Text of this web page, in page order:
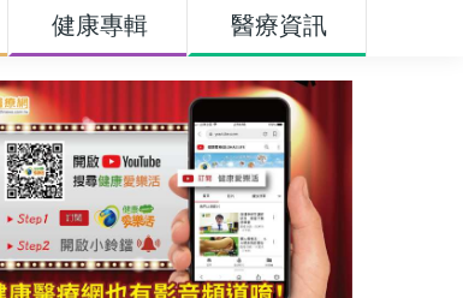
健康專輯 醫療資訊